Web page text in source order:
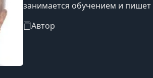
занимается обучением и
Автор